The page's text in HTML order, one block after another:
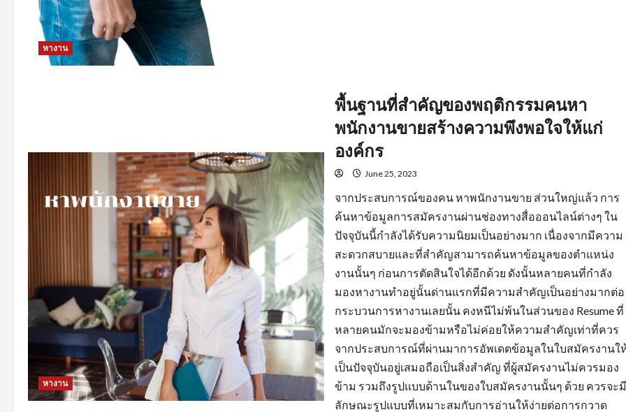
หางาน
ให้
เกิด
ประสิทธิภาพ
หางาน
พื้นฐานที่สำคัญของพฤติกรรมคนหา
พนักงานขายสร้างความพึงพอใจให้แก่
องค์กร
June 25, 2023
จากประสบการณ์ของคน หาพนักงานขาย ส่วนใหญ่แล้ว การ
ค้นหาข้อมูลการสมัครงานผ่านช่องทางสื่อออนไลน์ต่างๆ ใน
ปัจจุบันนี้กำลังได้รับความนิยมเป็นอย่างมาก เนื่องจากมีความ
สะดวกสบายและที่สำคัญสามารถค้นหาข้อมูลของตำแหน่ง
งานนั้นๆ ก่อนการตัดสินใจได้อีกด้วย ดังนั้นหลายคนที่กำลัง
มองหางานทำอยู่นั้นด่านแรกที่มีความสำคัญเป็นอย่างมากต่อ
กระบวนการหางานเลยนั้น คงหนีไม่พ้นในส่วนของ Resume ที่
หลายคนมักจะมองข้ามหรือไม่ค่อยให้ความสำคัญเท่าที่ควร
จากประสบการณ์ที่ผ่านมาการอัพเดตข้อมูลในใบสมัครงานใ
เป็นปัจจุบันอยู่เสมอถือเป็นสิ่งสำคัญ ที่ผู้สมัครงานไม่ควรมอง
ข้าม รวมถึงรูปแบบด้านในของใบสมัครงานนั้นๆ ด้วย ควรจะมี
ลักษณะรูปแบบที่เหมาะสมกับการอ่านให้ง่ายต่อการกวาด